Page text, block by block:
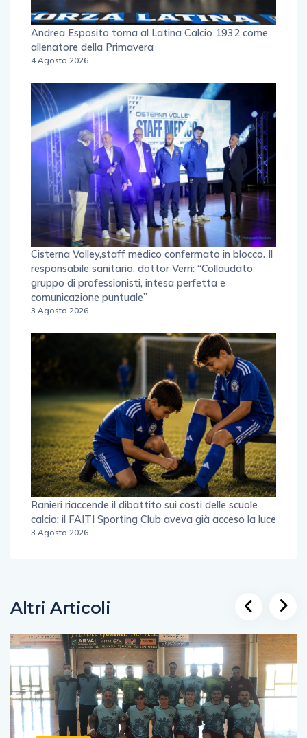
Andrea Esposito torna al Latina Calcio 1932 come
allenatore della Primavera
4 Agosto 2026
Cisterna Volley,staff medico confermato in blocco. Il
responsabile sanitario, dottor Verri: “Collaudato
gruppo di professionisti, intesa perfetta e
comunicazione puntuale”
3 Agosto 2026
Ranieri riaccende il dibattito sui costi delle scuole
calcio: il FAITI Sporting Club aveva già acceso la luce
3 Agosto 2026
Altri Articoli